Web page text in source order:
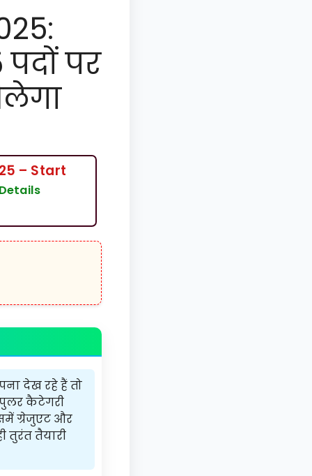
पर
– Start
देख रहे हैं तो
कैटेगरी
ग्रेजुएट और
तुरंत तैयारी